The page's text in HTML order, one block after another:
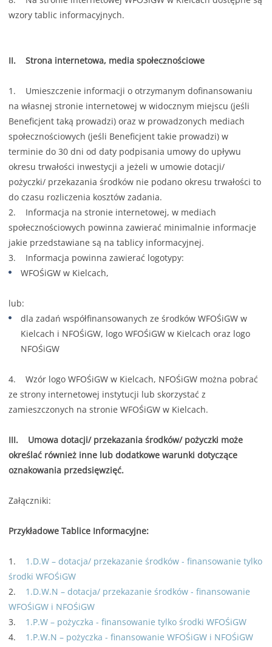
wzory tablic informacyjnych.
II. Strona internetowa, media społecznościowe
1. Umieszczenie informacji o otrzymanym dofinansowaniu
na własnej stronie internetowej w widocznym miejscu (jeśli
Beneficjent taką prowadzi) oraz w prowadzonych mediach
społecznościowych (jeśli Beneficjent takie prowadzi) w
terminie do 30 dni od daty podpisania umowy do upływu
okresu trwałości inwestycji a jeżeli w umowie dotacji/
pożyczki/ przekazania środków nie podano okresu trwałości to
do czasu rozliczenia kosztów zadania.
2. Informacja na stronie internetowej, w mediach
społecznościowych powinna zawierać minimalnie informacje
jakie przedstawiane są na tablicy informacyjnej.
3. Informacja powinna zawierać logotypy:
WFOŚiGW w Kielcach,
lub:
dla zadań współfinansowanych ze środków WFOŚiGW w
Kielcach i NFOŚiGW, logo WFOŚiGW w Kielcach oraz logo
NFOŚiGW
4. Wzór logo WFOŚiGW w Kielcach, NFOŚiGW można pobrać
ze strony internetowej instytucji lub skorzystać z
zamieszczonych na stronie WFOŚiGW w Kielcach.
III. Umowa dotacji/ przekazania środków/ pożyczki może
określać również inne lub dodatkowe warunki dotyczące
oznakowania przedsięwzięć.
Załączniki:
Przykładowe Tablice Informacyjne:
1. 1.D.W – dotacja/ przekazanie środków - finansowanie tylko
środki WFOŚiGW
2. 1.D.W.N – dotacja/ przekazanie środków - finansowanie
WFOŚiGW i NFOŚiGW
3. 1.P.W – pożyczka - finansowanie tylko środki WFOŚiGW
4. 1.P.W.N – pożyczka - finansowanie WFOŚiGW i NFOŚiGW